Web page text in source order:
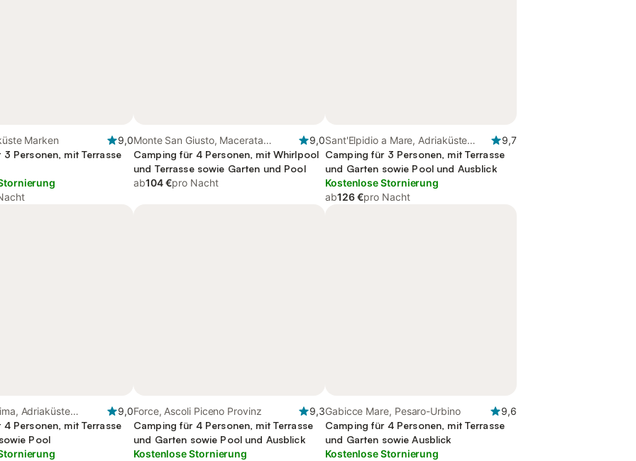
Marken
9,0
Personen, mit Terrasse
Monte San Giusto, Macerata
Provinz
9,0
Camping für 4 Personen, mit Whirlpool
und Terrasse sowie Garten und Pool
ab104 €pro Nacht
Sant'Elpidio a Mare, Adriaküste
Marken
9,7
Camping für 3 Personen, mit Terrasse
und Garten sowie Pool und Ausblick
Kostenlose Stornierung
ab126 €pro Nacht
Adriaküste
9,0
Personen, mit Terrasse
Pool
Force, Ascoli Piceno Provinz
9,3
Camping für 4 Personen, mit Terrasse
und Garten sowie Pool und Ausblick
Kostenlose Stornierung
Gabicce Mare, Pesaro-Urbino
9,6
Camping für 4 Personen, mit Terrasse
und Garten sowie Ausblick
Kostenlose Stornierung